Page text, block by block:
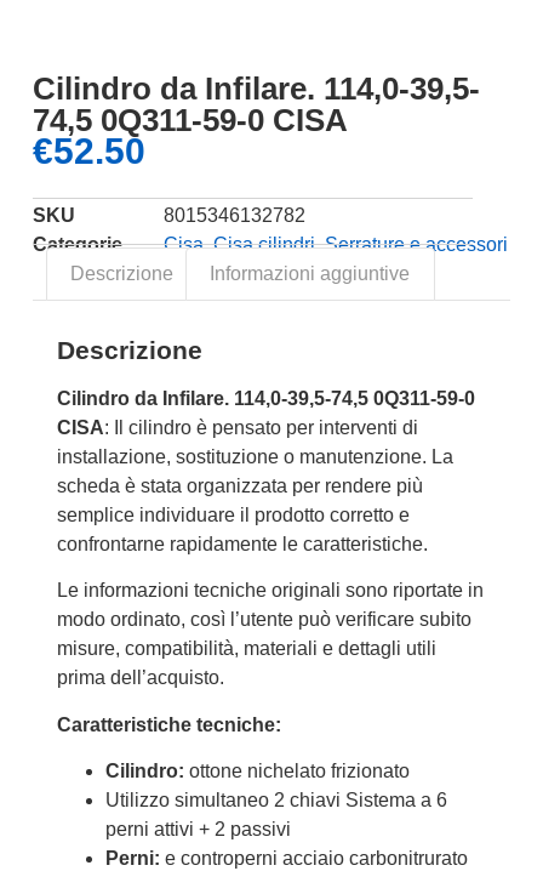
Cilindro da Infilare. 114,0-39,5-
74,5 0Q311-59-0 CISA
€52.50
SKU
8015346132782
Categorie
Cisa,Cisa cilindri,Serrature e accessori
Descrizione
Informazioni aggiuntive
Descrizione
Cilindro da Infilare. 114,0-39,5-74,5 0Q311-59-0
CISA: Il cilindro è pensato per interventi di
installazione, sostituzione o manutenzione. La
scheda è stata organizzata per rendere più
semplice individuare il prodotto corretto e
confrontarne rapidamente le caratteristiche.
Le informazioni tecniche originali sono riportate in
modo ordinato, così l’utente può verificare subito
misure, compatibilità, materiali e dettagli utili
prima dell’acquisto.
Caratteristiche tecniche:
Cilindro: ottone nichelato frizionato
Utilizzo simultaneo 2 chiavi Sistema a 6
perni attivi + 2 passivi
Perni: e controperni acciaio carbonitrurato